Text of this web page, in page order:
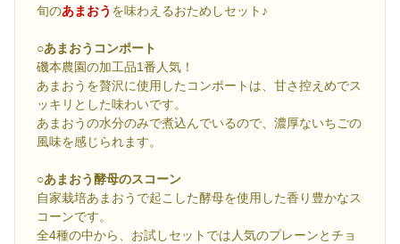
旬のあまおう を味わえるおためしセット♪
○あまおうコンポート
磯本農園の加工品1番人気！
あまおうを贅沢に使用したコンポートは、甘さ控えめでス
ッキリとした味わいです。
あまおうの水分のみで煮込んでいるので、濃厚ないちごの
風味を感じられます。
○あまおう酵母のスコーン
自家栽培あまおうで起こした酵母を使用した香り豊かなス
コーンです。
全4種の中から、お試しセットでは人気のプレーンとチョ